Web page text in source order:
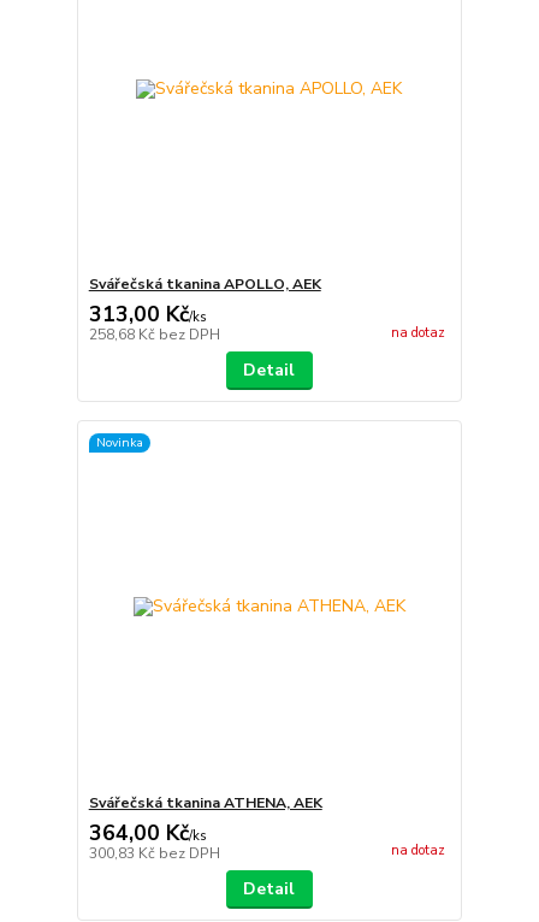
Svářečská tkanina APOLLO, AEK
313,00 Kč/ks
258,68 Kč bez DPH na dotaz
Detail
Novinka
Svářečská tkanina ATHENA, AEK
364,00 Kč/ks
300,83 Kč bez DPH na dotaz
Detail